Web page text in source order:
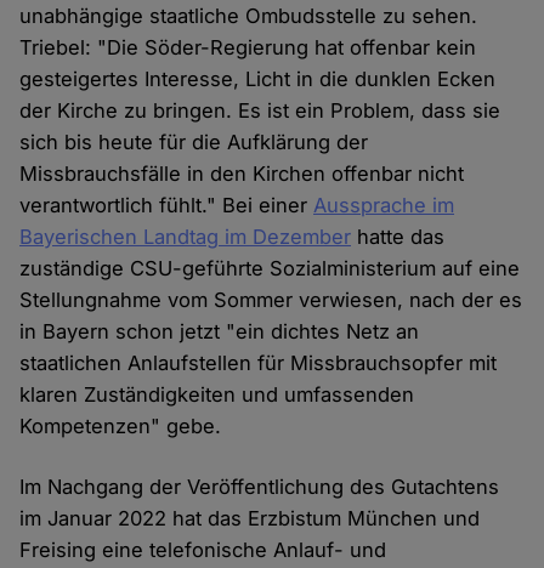
unabhängige staatliche Ombudsstelle zu sehen.
Triebel: "Die Söder-Regierung hat offenbar kein
gesteigertes Interesse, Licht in die dunklen Ecken
der Kirche zu bringen. Es ist ein Problem, dass sie
sich bis heute für die Aufklärung der
Missbrauchsfälle in den Kirchen offenbar nicht
verantwortlich fühlt." Bei einerAussprache im
Bayerischen Landtag im Dezember hatte das
zuständige CSU-geführte Sozialministerium auf eine
Stellungnahme vom Sommer verwiesen, nach der es
in Bayern schon jetzt "ein dichtes Netz an
staatlichen Anlaufstellen für Missbrauchsopfer mit
klaren Zuständigkeiten und umfassenden
Kompetenzen" gebe.
Im Nachgang der Veröffentlichung des Gutachtens
im Januar 2022 hat das Erzbistum München und
Freising eine telefonische Anlauf- und